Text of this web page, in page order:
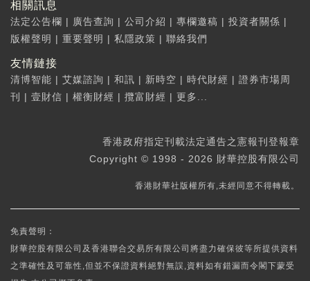
相關訊息
法定公告欄 | 廣告查詢 | 公司介紹 | 專欄邀稿 | 投資者關係 |
版權聲明 | 重要聲明 | 私隱政策 | 聯絡我們
友情鏈接
清博智能 | 艾媒諮詢 | 和訊 | 新時空 | 時代財經 | 證券市場周
刊
| 壹財信 | 權衡財經 | 攬富財經 | 更多...
香港政府指定刊載法定通告之憲報刊登報章
Copyright © 1998 - 2026 財華控股有限公司
香港財華社版權所有,未經同意不得轉載。
免責聲明：
財華控股有限公司及香港聯合交易所有限公司將盡力確保彼等所提供資料
之準確性及可靠性,但並不保證資料絕對無誤,資料如有錯漏而令閣下蒙受